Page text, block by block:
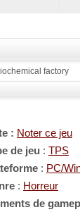
factory
: Noter ce jeu
de jeu : TPS
: PC/
: Horreur
de